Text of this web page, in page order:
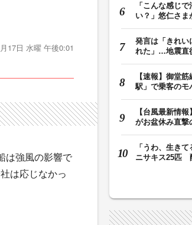
17日 水曜 午後0:01
は強風の影響で
は応じなかっ
「こんな感じ
い？」悠仁さま
発言は「きれい
れた」…地震直
【速報】御堂
駅」で乗客のモ
【台風最新情
がお盆休み直
「うわ、生き
ニサキス25匹